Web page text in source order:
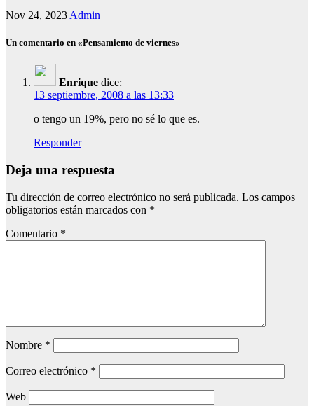
Nov 24, 2023 Admin
Un comentario en «Pensamiento de viernes»
Enrique dice:
13 septiembre, 2008 a las 13:33
o tengo un 19%, pero no sé lo que es.
Responder
Deja una respuesta
Tu dirección de correo electrónico no será publicada. Los campos
obligatorios están marcados con *
Comentario *
Nombre *
Correo electrónico *
Web